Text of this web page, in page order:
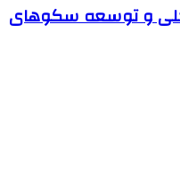
و توسعه سکوهای